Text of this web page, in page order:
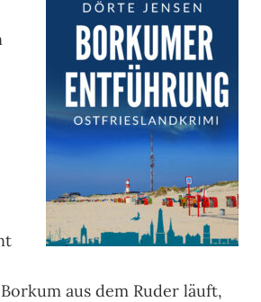
aus dem Ruder läuft,